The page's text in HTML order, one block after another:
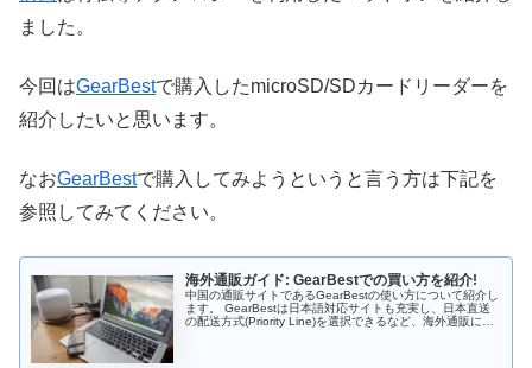
ました。
今回はGearBestで購入したmicroSD/SDカードリーダーを
紹介したいと思います。
なおGearBestで購入してみようというと言う方は下記を
参照してみてください。
海外通販ガイド: GearBestでの買い方を紹介!
中国の通販サイトであるGearBestの使い方について紹介し
ます。 GearBestは日本語対応サイトも充実し、日本直送
の配送方式(Priority Line)を選択できるなど、海外通販に慣